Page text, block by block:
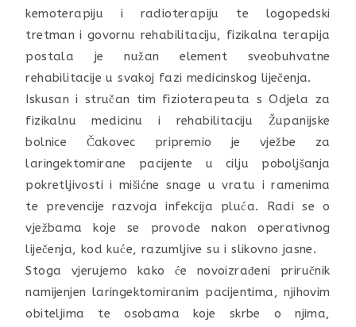
kemoterapiju i radioterapiju te logopedski
tretman i govornu rehabilitaciju, fizikalna terapija
postala je nužan element sveobuhvatne
rehabilitacije u svakoj fazi medicinskog liječenja.
Iskusan i stručan tim fizioterapeuta s Odjela za
fizikalnu medicinu i rehabilitaciju Županijske
bolnice Čakovec pripremio je vježbe za
laringektomirane pacijente u cilju poboljšanja
pokretljivosti i mišićne snage u vratu i ramenima
te prevencije razvoja infekcija pluća. Radi se o
vježbama koje se provode nakon operativnog
liječenja, kod kuće, razumljive su i slikovno jasne.
Stoga vjerujemo kako će novoizrađeni priručnik
namijenjen laringektomiranim pacijentima, njihovim
obiteljima te osobama koje skrbe o njima,